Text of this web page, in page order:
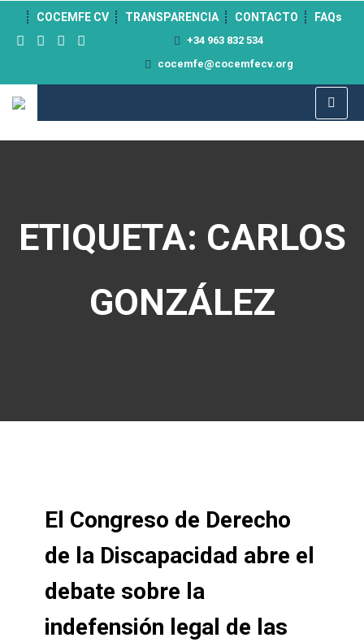
COCEMFE CV TRANSPARENCIA CONTACTO FAQs
+34 963 832 534
cocemfe@cocemfecv.org
ETIQUETA: CARLOS
GONZÁLEZ
El Congreso de Derecho
de la Discapacidad abre el
debate sobre la
indefensión legal de las